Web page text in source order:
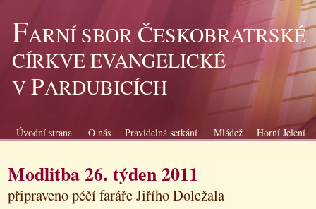
FARNÍ SBOR ČESKOBRATRSKÉ
CÍRKVE EVANGELICKÉ
VPARDUBICÍCH
Úvodní strana O nás Pravidelná setkání Mládež Horní Jelení
Modlitba 26. týden 2011
připraveno péčí faráře Jiřího Doležala